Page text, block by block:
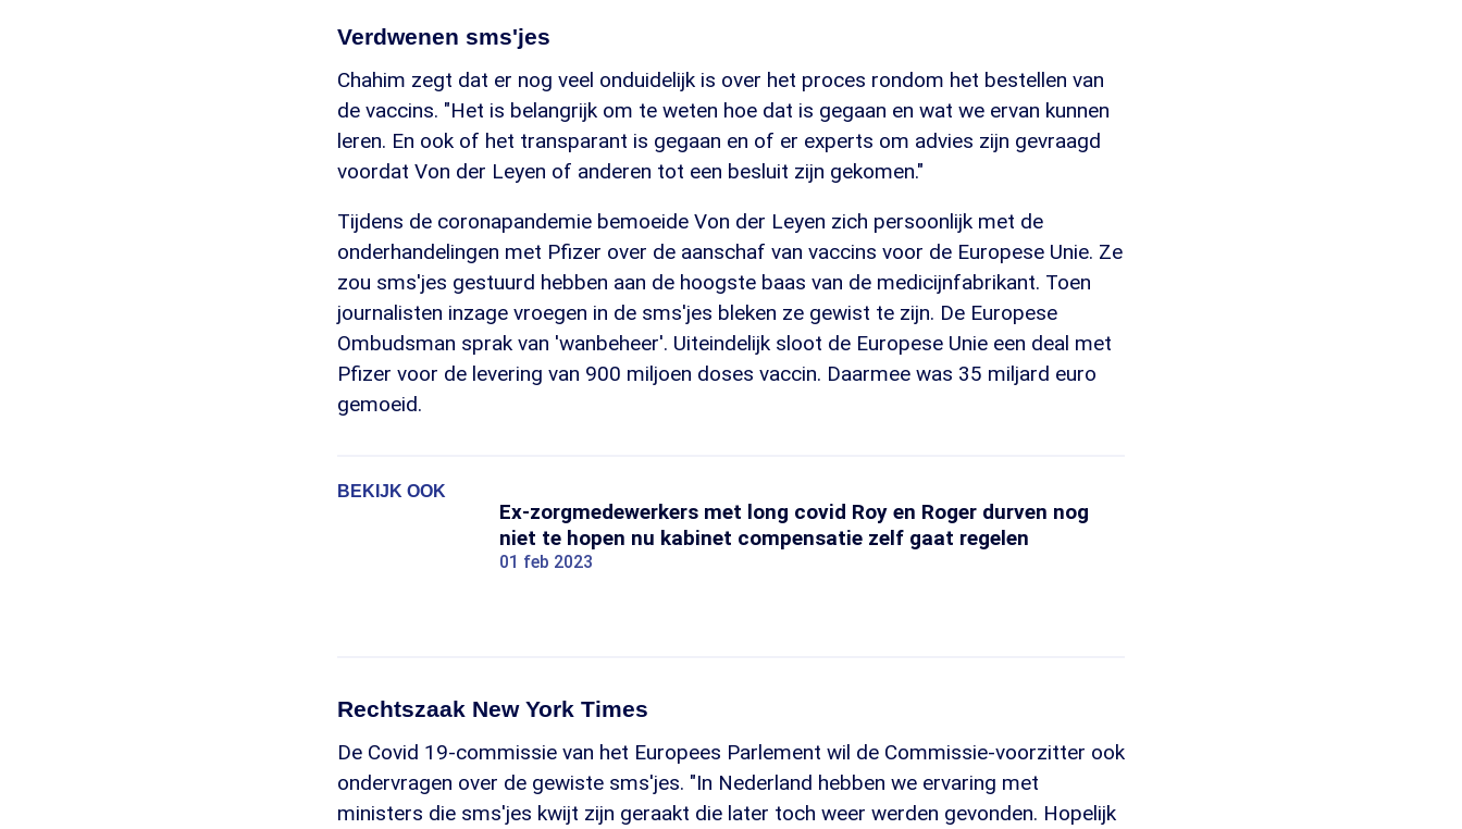
Verdwenen sms'jes
Chahim zegt dat er nog veel onduidelijk is over het proces rondom het bestellen van
de vaccins. "Het is belangrijk om te weten hoe dat is gegaan en wat we ervan kunnen
leren. En ook of het transparant is gegaan en of er experts om advies zijn gevraagd
voordat Von der Leyen of anderen tot een besluit zijn gekomen."
Tijdens de coronapandemie bemoeide Von der Leyen zich persoonlijk met de
onderhandelingen met Pfizer over de aanschaf van vaccins voor de Europese Unie. Ze
zou sms'jes gestuurd hebben aan de hoogste baas van de medicijnfabrikant. Toen
journalisten inzage vroegen in de sms'jes bleken ze gewist te zijn. De Europese
Ombudsman sprak van 'wanbeheer'. Uiteindelijk sloot de Europese Unie een deal met
Pfizer voor de levering van 900 miljoen doses vaccin. Daarmee was 35 miljard euro
gemoeid.
BEKIJK OOK
Ex-zorgmedewerkers met long covid Roy en Roger durven nog
niet te hopen nu kabinet compensatie zelf gaat regelen
01 feb 2023
Rechtszaak New York Times
De Covid 19-commissie van het Europees Parlement wil de Commissie-voorzitter ook
ondervragen over de gewiste sms'jes. "In Nederland hebben we ervaring met
ministers die sms'jes kwijt zijn geraakt die later toch weer werden gevonden. Hopelijk